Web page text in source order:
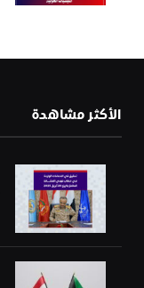
الأكثر مشاهدة